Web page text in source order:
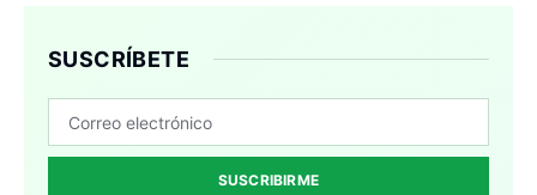
SUSCRÍBETE
SUSCRIBIRME